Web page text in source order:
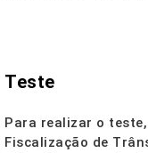
Teste
Para realizar o
Fiscalização de